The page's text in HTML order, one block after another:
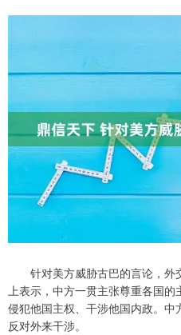
针对美方威胁古巴的言论，外
上表示，中方一贯主张尊重各国
侵犯他国主权、干涉他国内政。中
反对外来干涉。